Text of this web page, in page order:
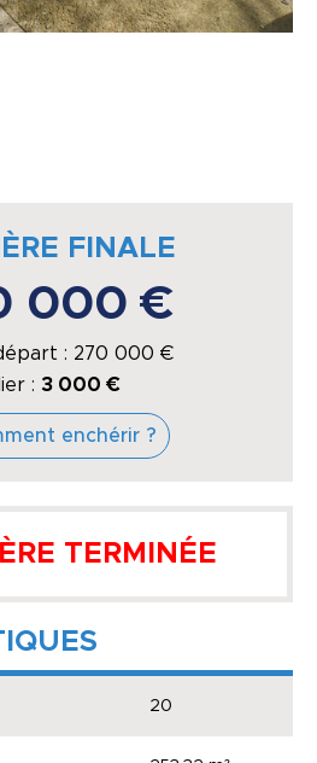
FINALE
000 €
: 270 000 €
: 3 000 €
enchérir ?
TERMINÉE
20